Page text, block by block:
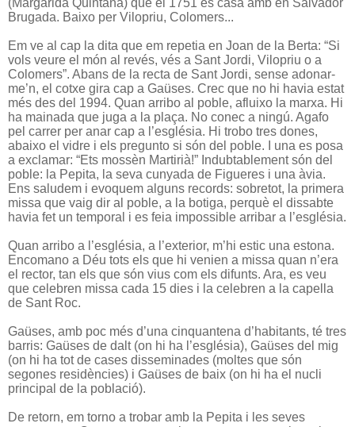
Brugada. Baixo per Vilopriu, Colomers...
Em ve al cap la dita que em repetia en Joan de la Berta: “Si
vols veure el món al revés, vés a Sant Jordi, Vilopriu o a
Colomers”. Abans de la recta de Sant Jordi, sense adonar-
me’n, el cotxe gira cap a Gaüses. Crec que no hi havia estat
més des del 1994. Quan arribo al poble, afluixo la marxa. Hi
ha mainada que juga a la plaça. No conec a ningú. Agafo
pel carrer per anar cap a l’església. Hi trobo tres dones,
abaixo el vidre i els pregunto si són del poble. I una es posa
a exclamar: “Ets mossèn Martirià!” Indubtablement són del
poble: la Pepita, la seva cunyada de Figueres i una àvia.
Ens saludem i evoquem alguns records: sobretot, la primera
missa que vaig dir al poble, a la botiga, perquè el dissabte
havia fet un temporal i es feia impossible arribar a l’església.
Quan arribo a l’església, a l’exterior, m’hi estic una estona.
Encomano a Déu tots els que hi venien a missa quan n’era
el rector, tan els que són vius com els difunts. Ara, es veu
que celebren missa cada 15 dies i la celebren a la capella
de Sant Roc.
Gaüses, amb poc més d’una cinquantena d’habitants, té tres
barris: Gaüses de dalt (on hi ha l’església), Gaüses del mig
(on hi ha tot de cases disseminades (moltes que són
segones residències) i Gaüses de baix (on hi ha el nucli
principal de la població).
De retorn, em torno a trobar amb la Pepita i les seves